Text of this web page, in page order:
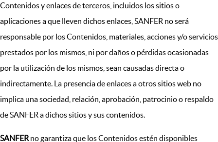
Contenidos y enlaces de terceros, incluidos los sitios o
aplicaciones a que lleven dichos enlaces, SANFER no será
responsable por los Contenidos, materiales, acciones y/o servicios
prestados por los mismos, ni por daños o pérdidas ocasionadas
por la utilización de los mismos, sean causadas directa o
indirectamente. La presencia de enlaces a otros sitios web no
implica una sociedad, relación, aprobación, patrocinio o respaldo
de SANFER a dichos sitios y sus contenidos.
SANFER no garantiza que los Contenidos estén disponibles